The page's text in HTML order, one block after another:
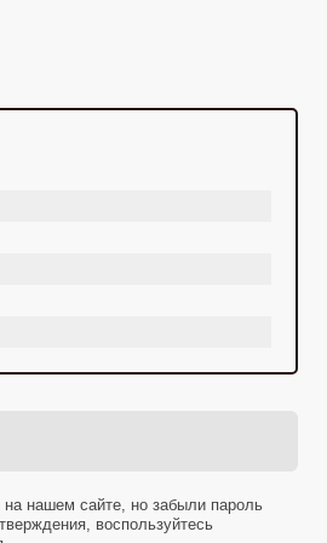
нашем сайте, но забыли пароль
воспользуйтесь